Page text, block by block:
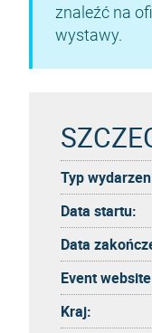
znaleźć na
wystawy.
Typ
Data startu:
Data
Event
Kraj: